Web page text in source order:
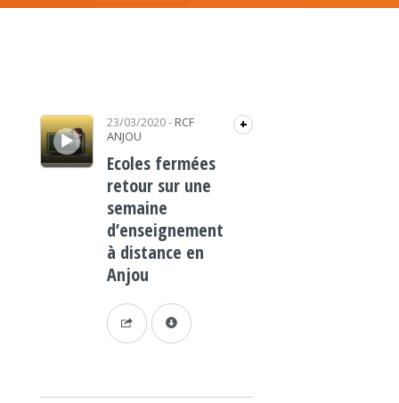
Lecteur audio 23/03/2020- RCF
ANJOU
+
Ecoles fermées
retour sur une
semaine
d’enseignement
à distance en
Anjou